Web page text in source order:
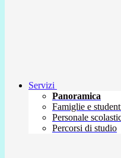
Servizi
Panoramica
Famiglie e
Personale
Percorsi di studio